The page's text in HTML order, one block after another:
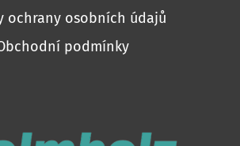
ochrany osobních údajů
podmínky